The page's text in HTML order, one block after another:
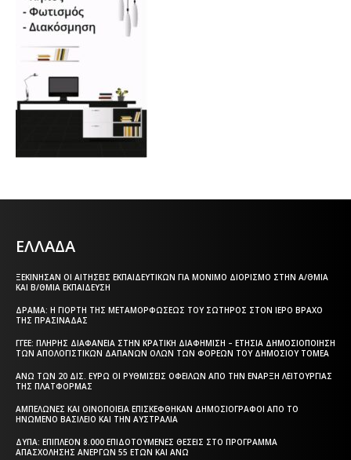
ΕΛΛΑΔΑ
ΞΕΚΊΝΗΣΑΝ ΟΙ ΑΙΤΉΣΕΙΣ ΕΚΠΑΙΔΕΥΤΙΚΏΝ ΓΙΑ ΜΌΝΙΜΟ ΔΙΟΡΙΣΜΌ ΣΤΗΝ Α/ΘΜΙΑ
ΚΑΙ Β/ΘΜΙΑ ΕΚΠΑΊΔΕΥΣΗ
ΔΡΆΜΑ: Η ΓΙΟΡΤΉ ΤΗΣ ΜΕΤΑΜΟΡΦΏΣΕΩΣ ΤΟΥ ΣΩΤΉΡΟΣ ΣΤΟΝ ΙΕΡΌ ΒΡΆΧΟ
ΤΗΣ ΠΡΑΣΙΝΆΔΑΣ
ΓΓΕΕ: ΠΛΉΡΗΣ ΔΙΑΦΆΝΕΙΑ ΣΤΗΝ ΚΡΑΤΙΚΉ ΔΙΑΦΉΜΙΣΗ – EΤΉΣΙΑ ΔΗΜΟΣΙΟΠΟΊΗΣΗ
ΤΩΝ ΑΠΟΛΟΓΙΣΤΙΚΏΝ ΔΑΠΑΝΏΝ ΌΛΩΝ ΤΩΝ ΦΟΡΈΩΝ ΤΟΥ ΔΗΜΟΣΊΟΥ ΤΟΜΈΑ
ΆΝΩ ΤΩΝ 20 ΔΙΣ. ΕΥΡΏ ΟΙ ΡΥΘΜΊΣΕΙΣ ΟΦΕΙΛΏΝ ΑΠΌ ΤΗΝ ΈΝΑΡΞΗ ΛΕΙΤΟΥΡΓΊΑΣ
ΤΗΣ ΠΛΑΤΦΌΡΜΑΣ
ΑΜΠΕΛΏΝΕΣ ΚΑΙ ΟΙΝΟΠΟΙΕΊΑ ΕΠΙΣΚΈΦΘΗΚΑΝ ΔΗΜΟΣΙΟΓΡΆΦΟΙ ΑΠΌ ΤΟ
ΗΝΩΜΈΝΟ ΒΑΣΊΛΕΙΟ ΚΑΙ ΤΗΝ ΑΥΣΤΡΑΛΊΑ
ΔΥΠΑ: ΕΠΙΠΛΈΟΝ 8.000 ΕΠΙΔΟΤΟΎΜΕΝΕΣ ΘΈΣΕΙΣ ΣΤΟ ΠΡΌΓΡΑΜΜΑ
ΑΠΑΣΧΌΛΗΣΗΣ ΑΝΈΡΓΩΝ 55 ΕΤΏΝ ΚΑΙ ΆΝΩ